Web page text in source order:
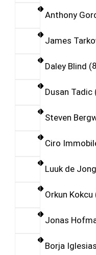
Anthony
James
Daley Blind 8
Dusan Tadic
Steven
Ciro
Luuk de Jong
Orkun Kokcu
Jonas
Borja Iglesias